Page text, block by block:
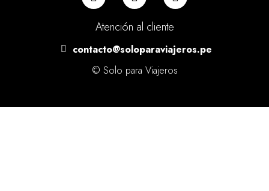
Atención al cliente
contacto@soloparaviajeros.pe
© Solo para Viajeros